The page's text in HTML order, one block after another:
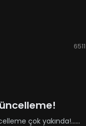
6511
çok yakında!......